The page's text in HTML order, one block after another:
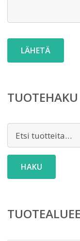
TUOTEHAKU
HAKU